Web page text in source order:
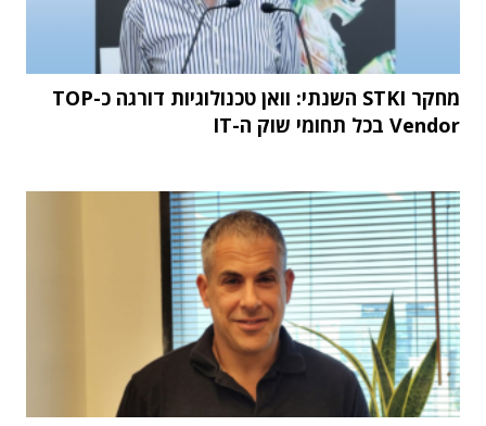
מחקר STKI השנתי: וואן טכנולוגיות דורגה כ-TOP
Vendor בכל תחומי שוק ה-IT